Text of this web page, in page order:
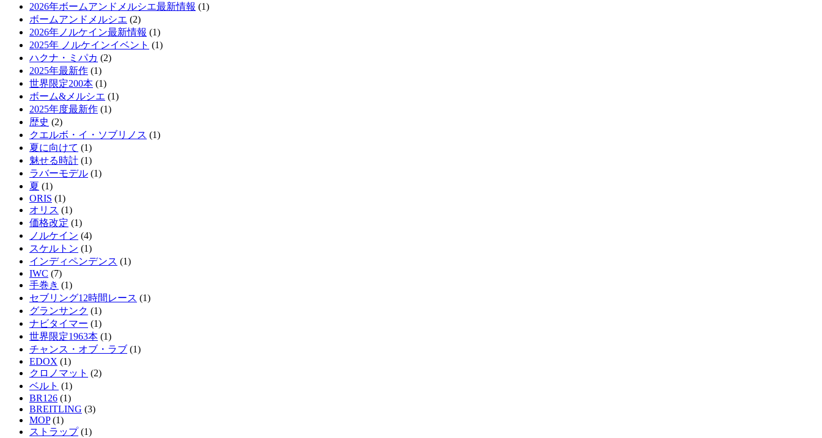
2026年ボームアンドメルシエ最新情報 (1)
ボームアンドメルシエ (2)
2026年ノルケイン最新情報 (1)
2025年 ノルケインイベント (1)
ハクナ・ミパカ (2)
2025年最新作 (1)
世界限定200本 (1)
ボーム&メルシエ (1)
2025年度最新作 (1)
歴史 (2)
クエルボ・イ・ソブリノス (1)
夏に向けて (1)
魅せる時計 (1)
ラバーモデル (1)
夏 (1)
ORIS (1)
オリス (1)
価格改定 (1)
ノルケイン (4)
スケルトン (1)
インディペンデンス (1)
IWC (7)
手巻き (1)
セブリング12時間レース (1)
グランサンク (1)
ナビタイマー (1)
世界限定1963本 (1)
チャンス・オブ・ラブ (1)
EDOX (1)
クロノマット (2)
ベルト (1)
BR126 (1)
BREITLING (3)
MOP(1)
ストラップ(1)